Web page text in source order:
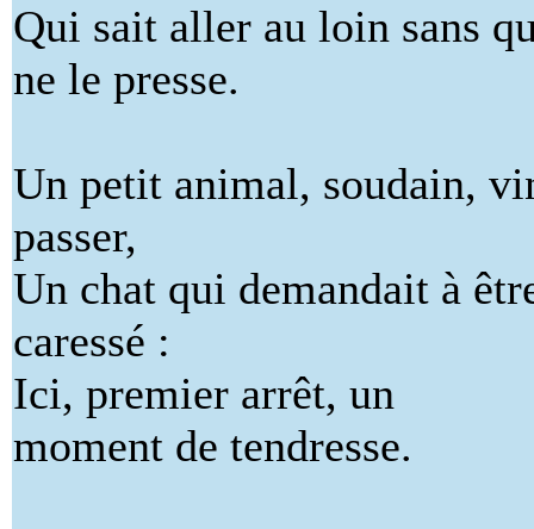
Qui sait aller au loin sans
ne le presse.
Un petit animal, soudain,
passer,
Un chat qui demandait à
caressé :
Ici, premier arrêt, un
moment de tendresse.